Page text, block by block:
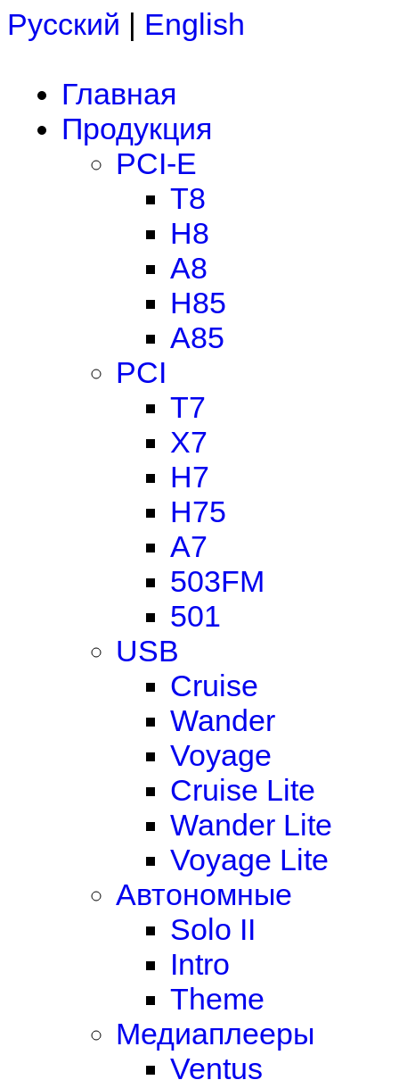
Русский | English
Главная
Продукция
PCI-E
T8
H8
A8
H85
A85
PCI
T7
X7
H7
H75
A7
503FM
501
USB
Cruise
Wander
Voyage
Cruise Lite
Wander Lite
Voyage Lite
Автономные
Solo II
Intro
Theme
Медиаплееры
Ventus